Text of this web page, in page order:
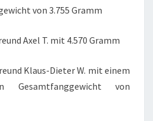
von 3.755 Gramm
Axel T. mit 4.570 Gramm
Klaus-Die­ter W. mit einem
Gesamt­fang­ge­wicht von